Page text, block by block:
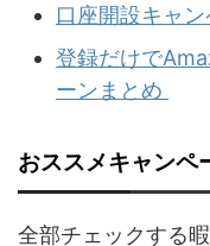
口座開設キャ
登録だけで
ーンまとめ
おススメキャンペ
全部チェックする